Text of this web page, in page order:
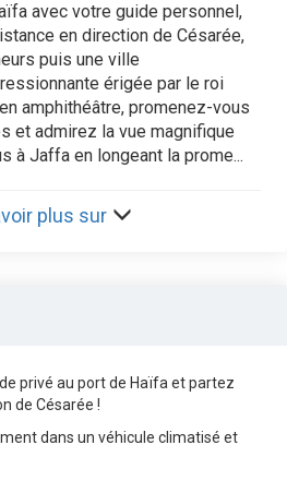
avec votre guide personnel,
en direction de Césarée,
puis une ville
érigée par le roi
amphithéâtre, promenez-vous
et admirez la vue magnifique
à Jaffa en longeant la prome...
plus sur
privé au port de Haïfa et partez
de Césarée !
dans un véhicule climatisé et